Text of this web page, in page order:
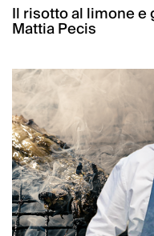
Il risotto al limone e
Mattia Pecis